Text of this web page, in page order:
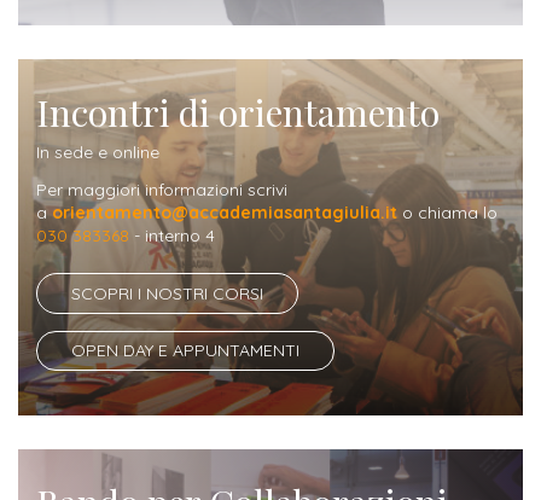
a
corsi
singoli
SERVIZI
Costi
iscrizione
triennio
Costi
iscrizione
biennio
lavoro
Incontri di orientamento
In sede e online
Per maggiori informazioni scrivi
aorientamento@accademiasantagiulia.it o chiama lo
030 383368 - interno 4
SCOPRI I NOSTRI CORSI
OPEN DAY E APPUNTAMENTI